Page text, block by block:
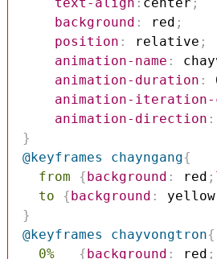
background : red ;
position : relative ;
animation-name :
animation-duration :
animation-iteration-
animation-direction :
}
@keyframes
chayngang{
from
{background : red ;
to
{background : yellow
}
@keyframes
chayvongtron{
0%
{background : red ;